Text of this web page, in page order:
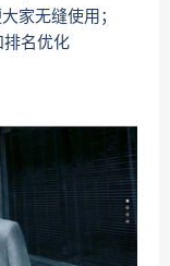
家无缝使用；
排名优化